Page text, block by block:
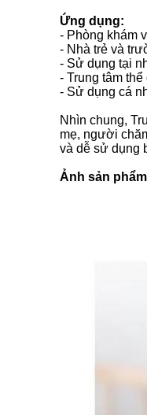
Ứng dụng:
- Phòng khám
- Nhà trẻ và
- Sử dụng tại
- Trung tâm
- Sử dụng cá
Nhìn chung,
mẹ, người
và dễ sử dụng
Ảnh sản